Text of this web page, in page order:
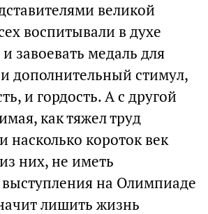
великой
воспитывали в духе
завоевать медаль для
дополнительный стимул,
и гордость. А с другой
как тяжел труд
насколько короток век
них, не иметь
на Олимпиаде
лишить жизнь